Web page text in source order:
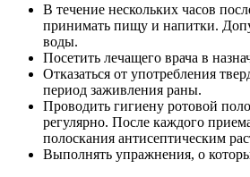
В течение нескольких часов
принимать пищу и напитки.
воды.
Посетить лечащего врача в
Отказаться от употребления
период заживления раны.
Проводить гигиену ротовой
регулярно. После каждого
полоскания антисептическим
Выполнять упражнения, о